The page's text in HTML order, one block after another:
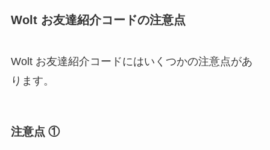
Wolt お友達紹介コードの注意点
Wolt お友達紹介コードにはいくつかの注意点があ
ります。
注意点 ①